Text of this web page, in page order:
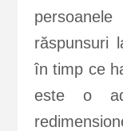
răspunsuri
în timp ce
este o